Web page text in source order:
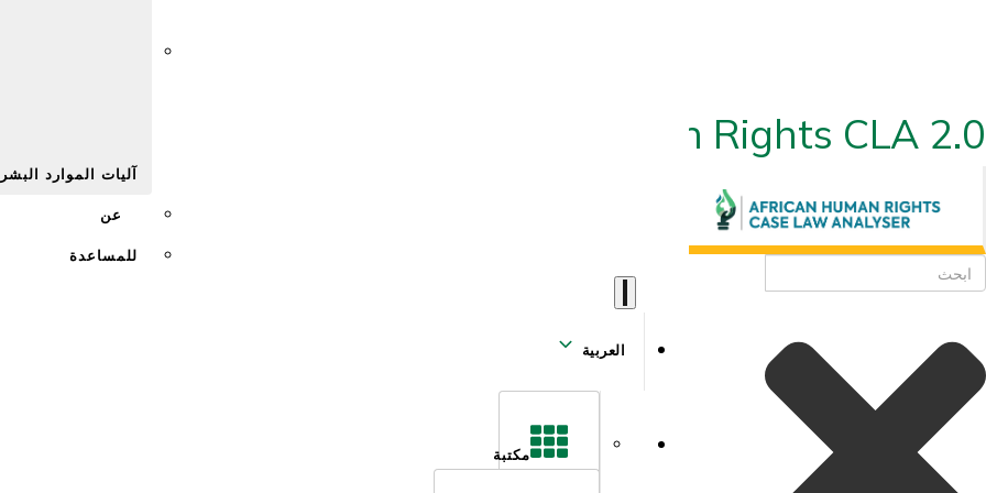
African Human Rights CLA 2.0
آليات الموارد
عن
للمساعدة
العربية
مكتبة